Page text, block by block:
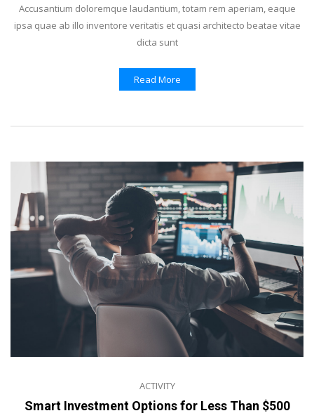
Accusantium doloremque laudantium, totam rem aperiam, eaque
ipsa quae ab illo inventore veritatis et quasi architecto beatae vitae
dicta sunt
Read More
ACTIVITY
Smart Investment Options for Less Than $500